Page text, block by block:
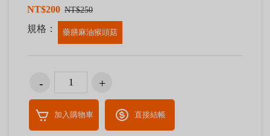
NT$200 NT$250
規格： 藥膳麻油猴頭菇
加入購物車 直接結帳